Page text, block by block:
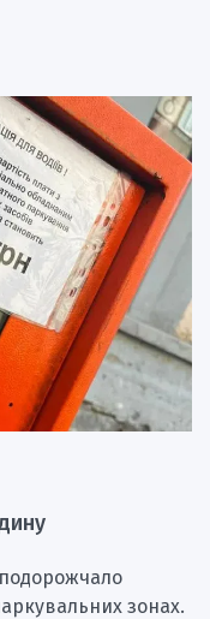
зонах.